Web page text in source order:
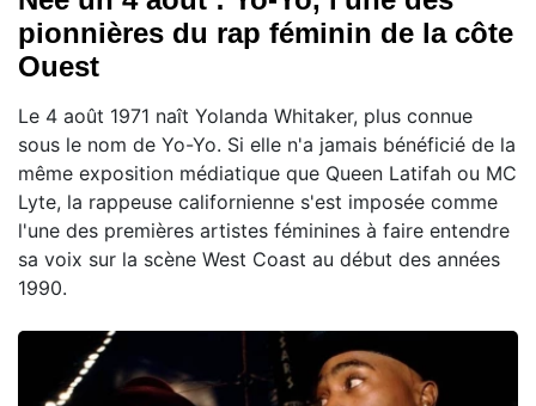
pionnières du rap féminin de la côte
Ouest
Le 4 août 1971 naît Yolanda Whitaker, plus connue
sous le nom de Yo-Yo. Si elle n'a jamais bénéficié de la
même exposition médiatique que Queen Latifah ou MC
Lyte, la rappeuse californienne s'est imposée comme
l'une des premières artistes féminines à faire entendre
sa voix sur la scène West Coast au début des années
1990.